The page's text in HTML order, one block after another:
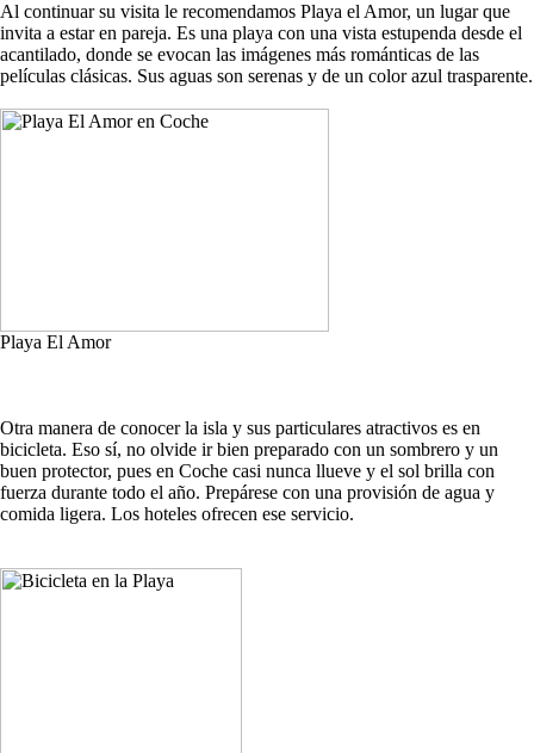
Al continuar su visita le recomendamos Playa el Amor, un lugar que
invita a estar en pareja. Es una playa con una vista estupenda desde el
acantilado, donde se evocan las imágenes más románticas de las
películas clásicas. Sus aguas son serenas y de un color azul trasparente.
Playa El Amor
Otra manera de conocer la isla y sus particulares atractivos es en
bicicleta. Eso sí, no olvide ir bien preparado con un sombrero y un
buen protector, pues en Coche casi nunca llueve y el sol brilla con
fuerza durante todo el año. Prepárese con una provisión de agua y
comida ligera. Los hoteles ofrecen ese servicio.